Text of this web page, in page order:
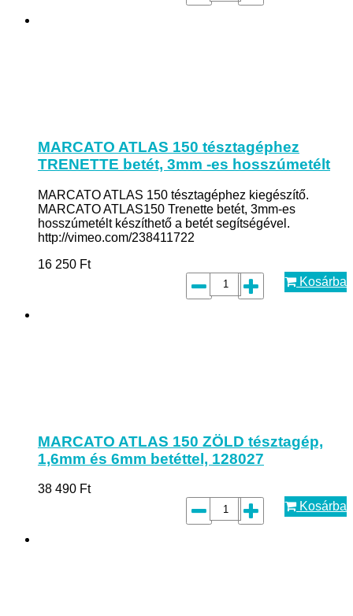
MARCATO ATLAS 150 tésztagéphez
TRENETTE betét, 3mm -es hosszúmetélt
MARCATO ATLAS 150 tésztagéphez kiegészítő.
MARCATO ATLAS150 Trenette betét, 3mm-es
hosszúmetélt készíthető a betét segítségével.
http://vimeo.com/238411722
16 250 Ft
Kosárba
MARCATO ATLAS 150 ZÖLD tésztagép,
1,6mm és 6mm betéttel, 128027
38 490 Ft
Kosárba